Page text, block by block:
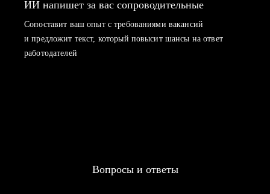
ИИ напишет за вас сопроводительные
Сопоставит ваш опыт с требованиями вакансий
и предложит текст, который повысит шансы на ответ
работодателей
Вопросы и ответы